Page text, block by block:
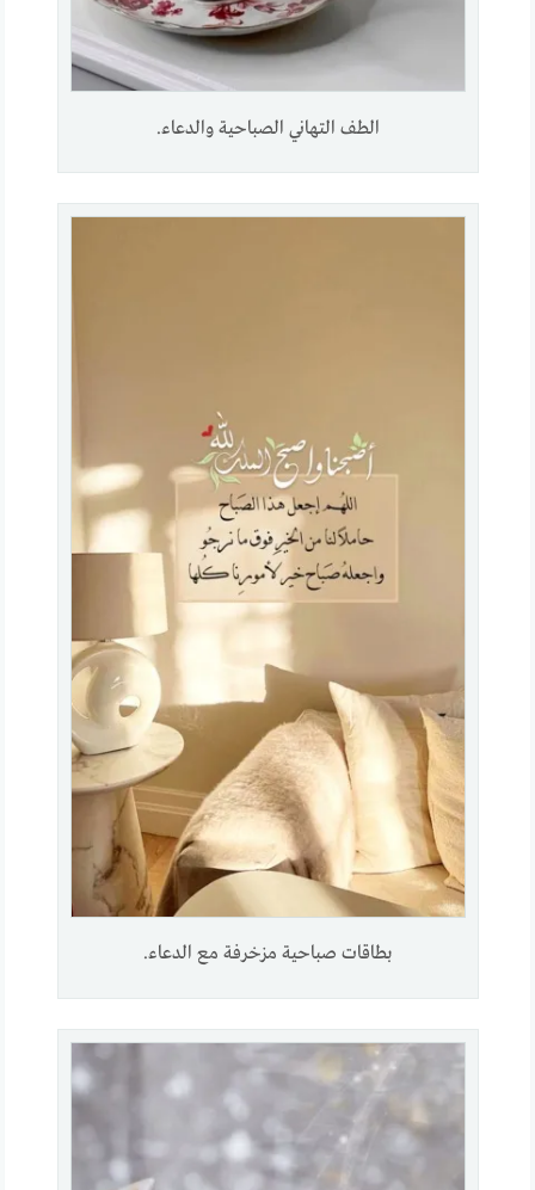
الطف التهاني الصباحية والدعاء.
بطاقات صباحية مزخرفة مع الدعاء.